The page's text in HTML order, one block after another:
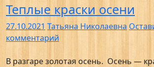
Теплые краски осени
27.10.2021 Татьяна Николаевна
комментарий
В разгаре золотая осень. Осень —